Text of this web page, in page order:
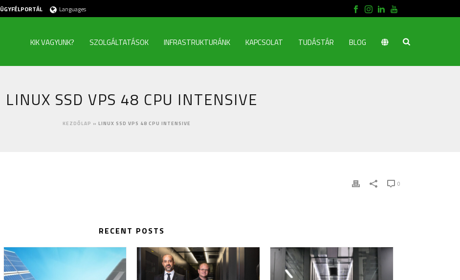
ÜGYFÉLPORTÁL Languages
KIK VAGYUNK? SZOLGÁLTATÁSOK INFRASTRUKTURÁNK KAPCSOLAT TUDÁSTÁR BLOG
LINUX SSD VPS 48 CPU INTENSIVE
KEZDŐLAP » LINUX SSD VPS 48 CPU INTENSIVE
0
RECENT POSTS